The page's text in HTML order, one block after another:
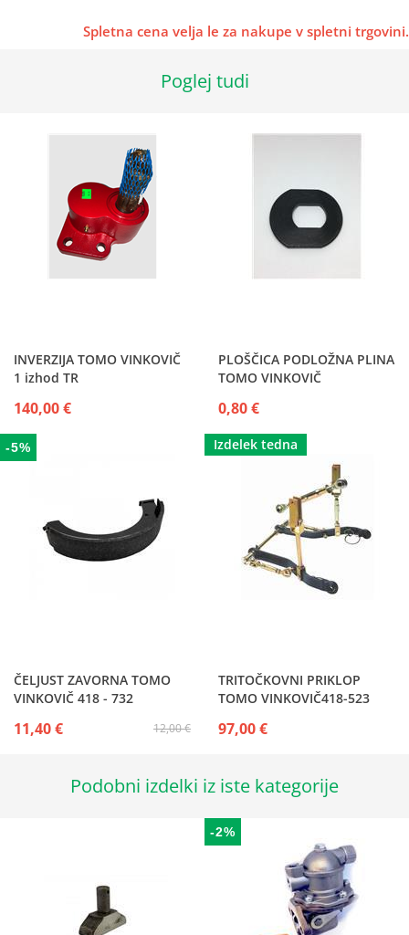
Spletna cena velja le za nakupe v spletni trgovini.
Poglej tudi
INVERZIJA TOMO VINKOVIČ
1 izhod TR
140,00 €
PLOŠČICA PODLOŽNA PLINA
TOMO VINKOVIČ
0,80 €
-5%
ČELJUST ZAVORNA TOMO
VINKOVIČ 418 - 732
12,00 €
11,40 €
Izdelek tedna
TRITOČKOVNI PRIKLOP
TOMO VINKOVIČ418-523
97,00 €
Podobni izdelki iz iste kategorije
-2%